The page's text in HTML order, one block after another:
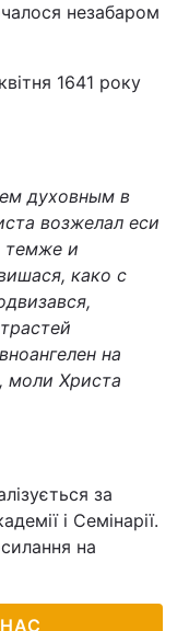
незабаром
1641 року
духовным в
возжелал еси
темже и
како с
на
моли Христа
за
і Семінарії.
на